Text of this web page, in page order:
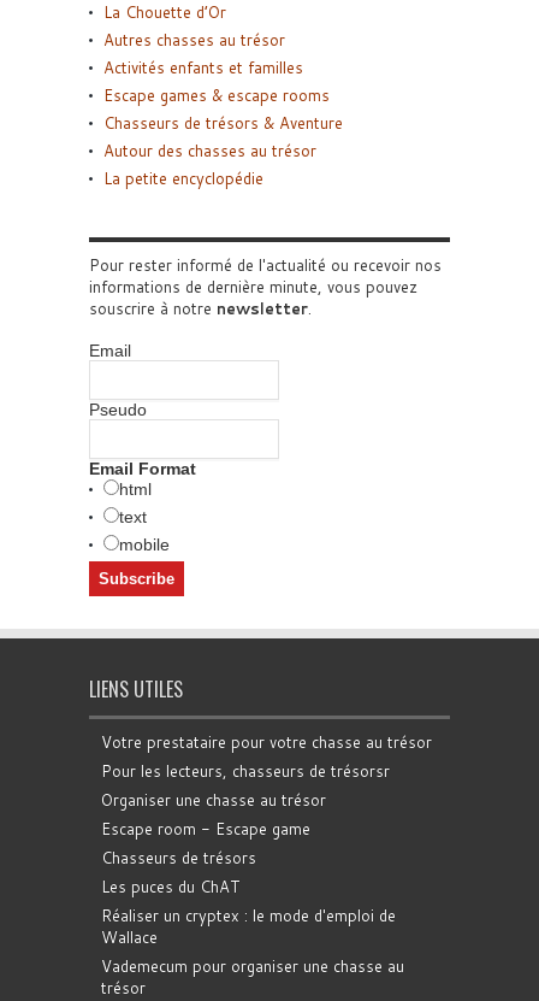
La Chouette d’Or
Autres chasses au trésor
Activités enfants et familles
Escape games & escape rooms
Chasseurs de trésors & Aventure
Autour des chasses au trésor
La petite encyclopédie
Pour rester informé de l'actualité ou recevoir nos
informations de dernière minute, vous pouvez
souscrire à notre newsletter.
Email
Pseudo
Email Format
html
text
mobile
LIENS UTILES
Votre prestataire pour votre chasse au trésor
Pour les lecteurs, chasseurs de trésorsr
Organiser une chasse au trésor
Escape room - Escape game
Chasseurs de trésors
Les puces du ChAT
Réaliser un cryptex : le mode d'emploi de
Wallace
Vademecum pour organiser une chasse au
trésor